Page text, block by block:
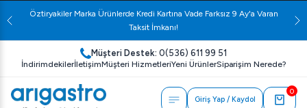
Öztiryakiler Marka Ürünlerde Kredi Kartına Vade Farksız 9 Ay'a Varan
Taksit İmkanı!
Müşteri Destek: 0(536) 611 99 51
İndirimdekilerİletişimMüşteri HizmetleriYeni ÜrünlerSiparişim Nerede?
Giriş Yap / Kaydol
0